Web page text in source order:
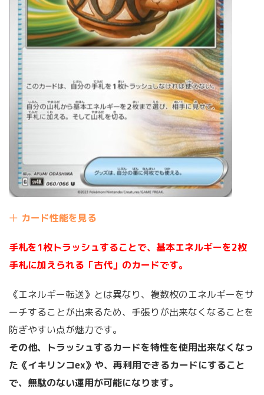
カード性能を見る
手札を1枚トラッシュすることで、基本エネルギーを2枚
手札に加えられる「古代」のカードです。
《エネルギー転送》とは異なり、複数枚のエネルギーをサ
ーチすることが出来るため、手張りが出来なくなることを
防ぎやすい点が魅力です。
その他、トラッシュするカードを特性を使用出来なくなっ
た《イキリンコex》や、再利用できるカードにすること
で、無駄のない運用が可能になります。